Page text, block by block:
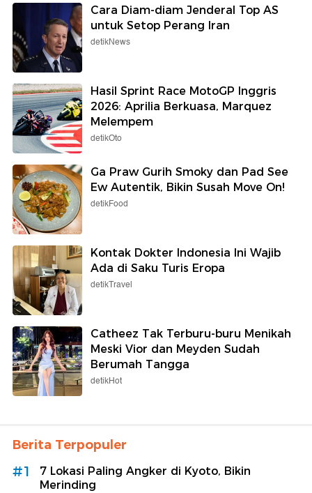
Cara Diam-diam Jenderal Top AS
untuk Setop Perang Iran
detikNews
Hasil Sprint Race MotoGP Inggris
2026: Aprilia Berkuasa, Marquez
Melempem
detikOto
Ga Praw Gurih Smoky dan Pad See
Ew Autentik, Bikin Susah Move On!
detikFood
Kontak Dokter Indonesia Ini Wajib
Ada di Saku Turis Eropa
detikTravel
Catheez Tak Terburu-buru Menikah
Meski Vior dan Meyden Sudah
Berumah Tangga
detikHot
Berita Terpopuler
#1
7 Lokasi Paling Angker di Kyoto, Bikin
Merinding